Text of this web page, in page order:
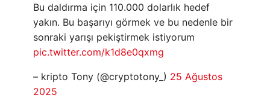
Bu daldırma için 110.000 dolarlık hedef
yakın. Bu başarıyı görmek ve bu nedenle bir
sonraki yarışı pekiştirmek istiyorum
pic.twitter.com/k1d8e0qxmg
– kripto Tony (@cryptotony_) 25 Ağustos
2025